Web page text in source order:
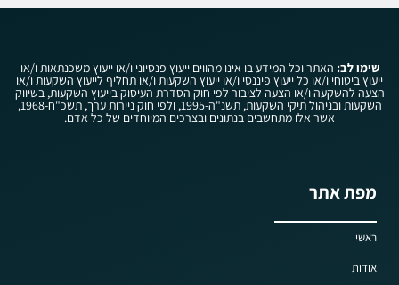
שימו לב: האתר וכל המידע בו אינו מהווים ייעוץ פנסיוני ו/או ייעוץ משכנתאות ו/או
ייעוץ ביטוחי ו/או כל ייעוץ פיננסי ו/או ייעוץ השקעות ו/או תחליף לייעוץ השקעות ו/או
הצעה להשקעה ו/או הצעה לציבור לפי חוק הסדרת העיסוק בייעוץ השקעות, בשיווק
השקעות ובניהול תיקי השקעות, תשנ"ה-1995, ולפי חוק ניירות ערך, תשכ"ח-1968,
אשר אלו מתחשבים בנתונים ובצרכים המיוחדים של כל אדם.
מפת אתר
ראשי
אודות